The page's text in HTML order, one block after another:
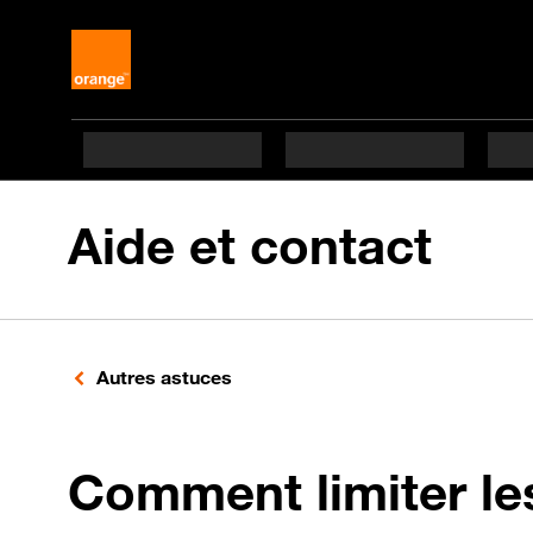
Aide et contact
Autres astuces
Comment limiter